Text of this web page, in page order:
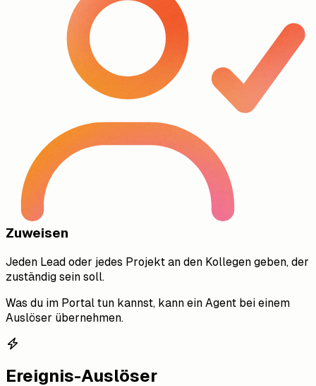
Zuweisen
Jeden Lead oder jedes Projekt an den Kollegen geben, der
zuständig sein soll.
Was du im Portal tun kannst, kann ein Agent bei einem
Auslöser übernehmen.
Ereignis-Auslöser